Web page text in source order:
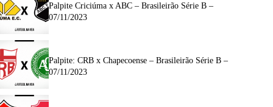
Palpite Criciúma x ABC – Brasileirão Série B –
07/11/2023
Palpite: CRB x Chapecoense – Brasileirão Série B –
07/11/2023